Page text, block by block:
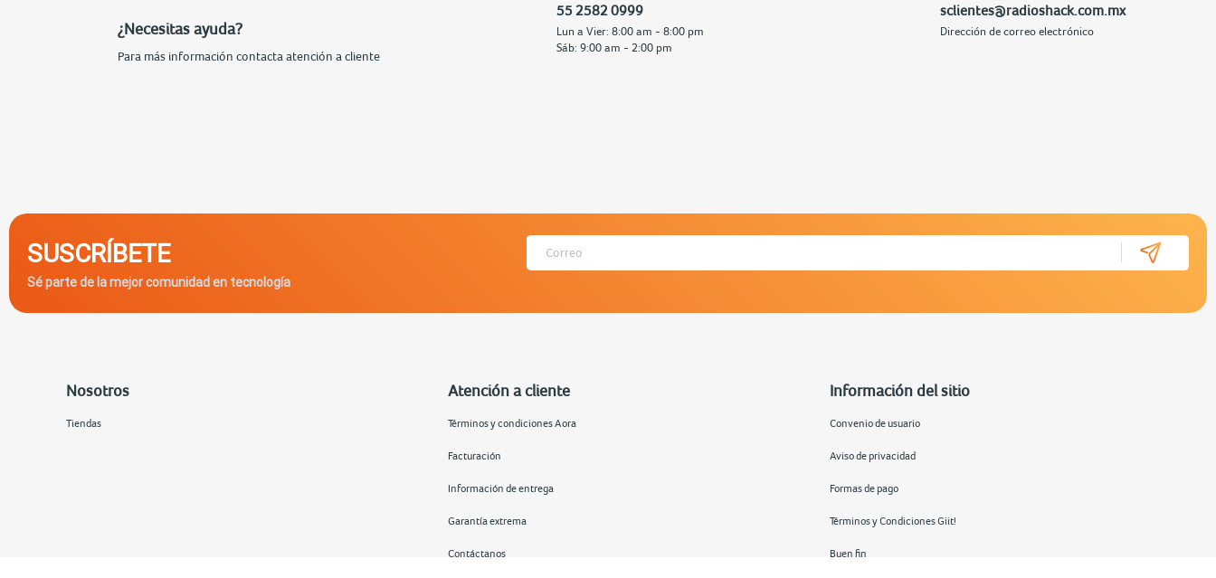
¿Necesitas ayuda?
Para más información contacta atención a cliente
55 2582 0999
Lun a Vier: 8:00 am - 8:00 pm
Sáb: 9:00 am - 2:00 pm
sclientes@radioshack.com.mx
Dirección de correo electrónico
SUSCRÍBETE
Sé parte de la mejor comunidad en tecnología
Nosotros
Tiendas
Atención a cliente
Términos y condiciones Aora
Facturación
Información de entrega
Garantía extrema
Contáctanos
Información del sitio
Convenio de usuario
Aviso de privacidad
Formas de pago
Términos y Condiciones Giit!
Buen fin